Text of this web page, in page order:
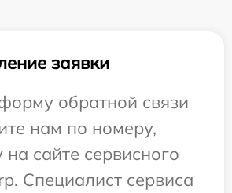
заявки
обратной связи
нам по номеру,
сайте сервисного
Специалист сервиса